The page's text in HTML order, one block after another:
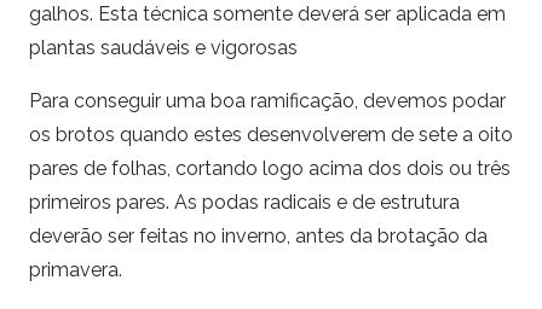
galhos. Esta técnica somente deverá ser aplicada em
plantas saudáveis e vigorosas
Para conseguir uma boa ramificação, devemos podar
os brotos quando estes desenvolverem de sete a oito
pares de folhas, cortando logo acima dos dois ou três
primeiros pares. As podas radicais e de estrutura
deverão ser feitas no inverno, antes da brotação da
primavera.